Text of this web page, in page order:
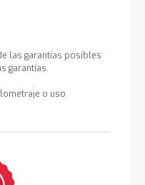
las garantías posibles
garantías.
o uso